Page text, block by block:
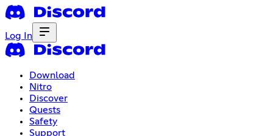
Log In
Download
Nitro
Discover
Quests
Safety
Support